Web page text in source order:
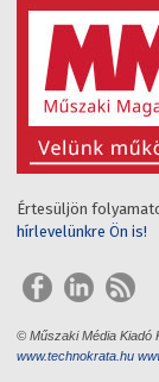
Értesüljön
hírlevelünkre Ön is!
© Műszaki Média Kiadó
www.technokrata.hu